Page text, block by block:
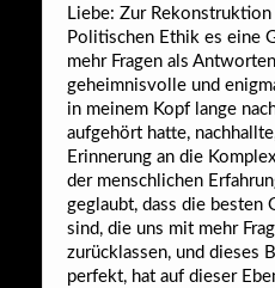
Liebe: Zur
Politischen Ethik es eine
mehr Fragen als
geheimnisvolle und
in meinem Kopf lange
aufgehört hatte,
Erinnerung an die
der menschlichen
geglaubt, dass die besten
sind, die uns mit mehr
zurücklassen, und dieses
perfekt, hat auf dieser